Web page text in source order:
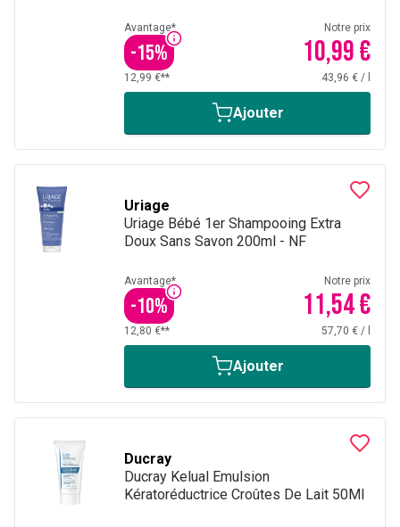
Avantage*
-15%
Notre prix
10,99 €
12,99 €** 43,96 € /
Ajouter
Uriage
Uriage Bébé 1er Shampooing Extra
Doux Sans Savon 200ml - NF
Avantage*
-10%
Notre prix
11,54 €
12,80 €** 57,70 € /
Ajouter
Ducray
Ducray Kelual Emulsion
Kératoréductrice Croûtes De Lait 50Ml